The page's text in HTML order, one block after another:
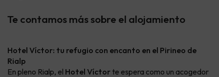
Te contamos más sobre el alojamiento
Hotel Víctor: tu refugio con encanto en el Pirineo de
Rialp
En pleno Rialp, el Hotel Víctor te espera como un acogedor